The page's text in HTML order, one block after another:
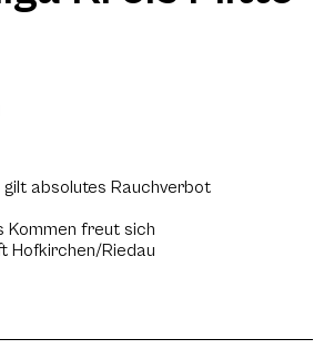
gilt absolutes Rauchverbot
Kommen freut sich
Hofkirchen/Riedau